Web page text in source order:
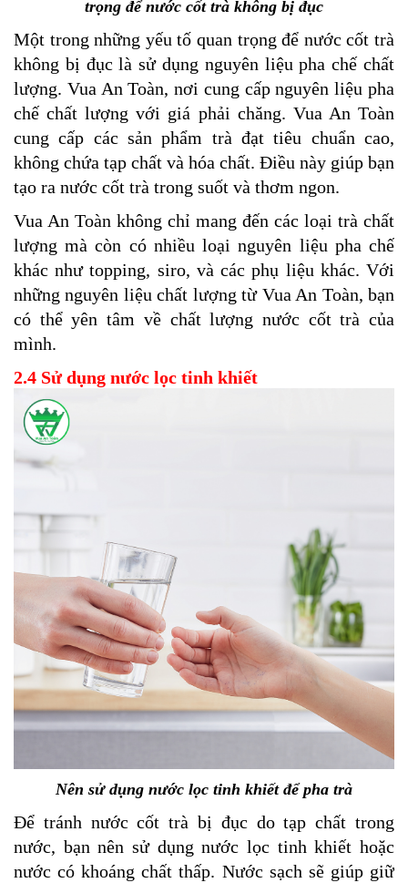
trọng để nước cốt trà không bị đục
Một trong những yếu tố quan trọng để nước cốt trà
không bị đục là sử dụng nguyên liệu pha chế chất
lượng. Vua An Toàn, nơi cung cấp nguyên liệu pha
chế chất lượng với giá phải chăng. Vua An Toàn
cung cấp các sản phẩm trà đạt tiêu chuẩn cao,
không chứa tạp chất và hóa chất. Điều này giúp bạn
tạo ra nước cốt trà trong suốt và thơm ngon.
Vua An Toàn không chỉ mang đến các loại trà chất
lượng mà còn có nhiều loại nguyên liệu pha chế
khác như topping, siro, và các phụ liệu khác. Với
những nguyên liệu chất lượng từ Vua An Toàn, bạn
có thể yên tâm về chất lượng nước cốt trà của
mình.
2.4 Sử dụng nước lọc tinh khiết
Nên sử dụng nước lọc tinh khiết để pha trà
Để tránh nước cốt trà bị đục do tạp chất trong
nước, bạn nên sử dụng nước lọc tinh khiết hoặc
nước có khoáng chất thấp. Nước sạch sẽ giúp giữ